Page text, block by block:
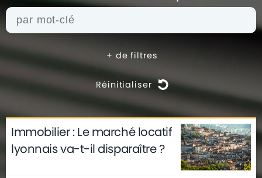
+ de filtres
Réinitialiser
actualités architecture
archives
conseils
déco finance
gouvernement
Immobilier : Le marché locatif
lyonnais va-t-il disparaître ?